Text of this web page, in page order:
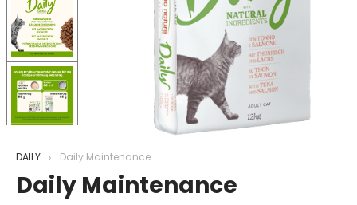
DAILY Daily Maintenance
Daily Maintenance